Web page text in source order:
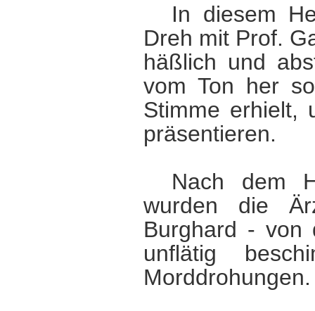
In diesem
Dreh mit Prof.
häßlich und
vom Ton her
Stimme erhielt,
präsentieren.
Nach dem
wurden die
Burghard - von
unflätig
Morddrohungen.